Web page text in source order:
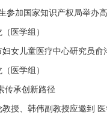
参加国家知识产权局举办
医学组）
女儿童医疗中心研究员
医学组）
传承创新路径
授、韩伟副教授应邀到